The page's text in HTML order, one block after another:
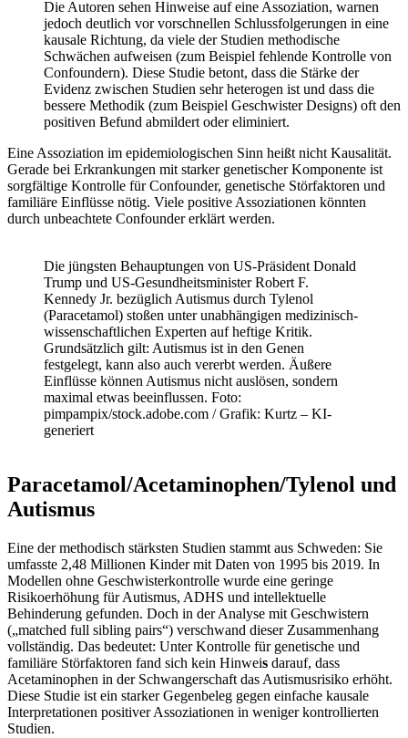
Die Autoren sehen Hinweise auf eine Assoziation, warnen
jedoch deutlich vor vorschnellen Schlussfolgerungen in eine
kausale Richtung, da viele der Studien methodische
Schwächen aufweisen (zum Beispiel fehlende Kontrolle von
Confoundern). Diese Studie betont, dass die Stärke der
Evidenz zwischen Studien sehr heterogen ist und dass die
bessere Methodik (zum Beispiel Geschwister Designs) oft den
positiven Befund abmildert oder eliminiert.
Eine Assoziation im epidemiologischen Sinn heißt nicht Kausalität.
Gerade bei Erkrankungen mit starker genetischer Komponente ist
sorgfältige Kontrolle für Confounder, genetische Störfaktoren und
familiäre Einflüsse nötig. Viele positive Assoziationen könnten
durch unbeachtete Confounder erklärt werden.
Die jüngsten Behauptungen von US-Präsident Donald
Trump und US-Gesundheitsminister Robert F.
Kennedy Jr. bezüglich Autismus durch Tylenol
(Paracetamol) stoßen unter unabhängigen medizinisch-
wissenschaftlichen Experten auf heftige Kritik.
Grundsätzlich gilt: Autismus ist in den Genen
festgelegt, kann also auch vererbt werden. Äußere
Einflüsse können Autismus nicht auslösen, sondern
maximal etwas beeinflussen. Foto:
pimpampix/stock.adobe.com / Grafik: Kurtz – KI-
generiert
Paracetamol/Acetaminophen/Tylenol und
Autismus
Eine der methodisch stärksten Studien stammt aus Schweden: Sie
umfasste 2,48 Millionen Kinder mit Daten von 1995 bis 2019. In
Modellen ohne Geschwisterkontrolle wurde eine geringe
Risikoerhöhung für Autismus, ADHS und intellektuelle
Behinderung gefunden. Doch in der Analyse mit Geschwistern
(„matched full sibling pairs“) verschwand dieser Zusammenhang
vollständig. Das bedeutet: Unter Kontrolle für genetische und
familiäre Störfaktoren fand sich kein Hinweis darauf, dass
Acetaminophen in der Schwangerschaft das Autismusrisiko erhöht.
Diese Studie ist ein starker Gegenbeleg gegen einfache kausale
Interpretationen positiver Assoziationen in weniger kontrollierten
Studien.